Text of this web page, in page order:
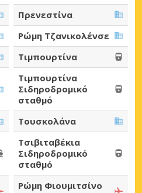
Πρενεστίνα
Ρώμη Τζανικολένσε
Τιμπουρτίνα
Τιμπουρτίνα
Σιδηροδρομικό
σταθμό
Τουσκολάνα
Τσιβιταβέκια
Σιδηροδρομικό
σταθμό
Ρώμη Φιουμιτσίνο